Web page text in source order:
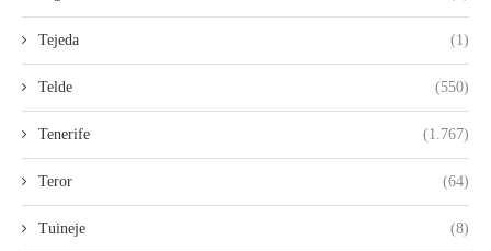
Tejeda (1)
Telde (550)
Tenerife (1.767)
Teror (64)
Tuineje (8)